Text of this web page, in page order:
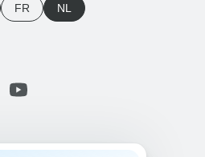
FR NL